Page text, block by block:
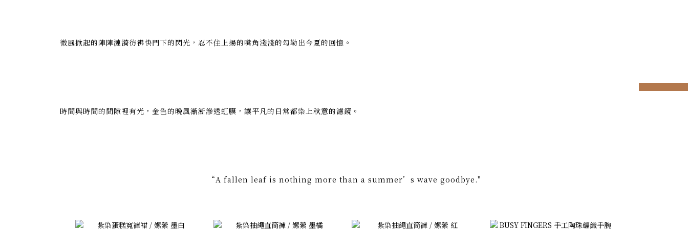
微風掀起的陣陣漣漪彷彿快門下的閃光，忍不住上揚的嘴角淺淺的勾勒出今夏的回憶。
prev next
時間與時間的間隙裡有光，金色的晚風漸漸滲透虹膜，讓平凡的日常都染上秋意的濾鏡。
“A fallen leaf is nothing more than a summer’s wave goodbye."